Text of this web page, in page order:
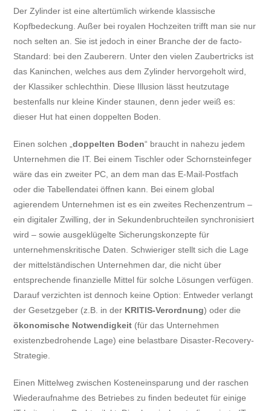
Der Zylinder ist eine altertümlich wirkende klassische
Kopfbedeckung. Außer bei royalen Hochzeiten trifft man sie nur
noch selten an. Sie ist jedoch in einer Branche der de facto-
Standard: bei den Zauberern. Unter den vielen Zaubertricks ist
das Kaninchen, welches aus dem Zylinder hervorgeholt wird,
der Klassiker schlechthin. Diese Illusion lässt heutzutage
bestenfalls nur kleine Kinder staunen, denn jeder weiß es:
dieser Hut hat einen doppelten Boden.
Einen solchen „doppelten Boden“ braucht in nahezu jedem
Unternehmen die IT. Bei einem Tischler oder Schornsteinfeger
wäre das ein zweiter PC, an dem man das E-Mail-Postfach
oder die Tabellendatei öffnen kann. Bei einem global
agierendem Unternehmen ist es ein zweites Rechenzentrum –
ein digitaler Zwilling, der in Sekundenbruchteilen synchronisiert
wird – sowie ausgeklügelte Sicherungskonzepte für
unternehmenskritische Daten. Schwieriger stellt sich die Lage
der mittelständischen Unternehmen dar, die nicht über
entsprechende finanzielle Mittel für solche Lösungen verfügen.
Darauf verzichten ist dennoch keine Option: Entweder verlangt
der Gesetzgeber (z.B. in der KRITIS-Verordnung) oder die
ökonomische Notwendigkeit (für das Unternehmen
existenzbedrohende Lage) eine belastbare Disaster-Recovery-
Strategie.
Einen Mittelweg zwischen Kosteneinsparung und der raschen
Wiederaufnahme des Betriebes zu finden bedeutet für einige